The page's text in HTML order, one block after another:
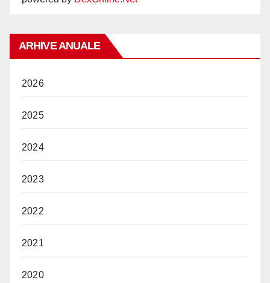
ARHIVE ANUALE
2026
2025
2024
2023
2022
2021
2020